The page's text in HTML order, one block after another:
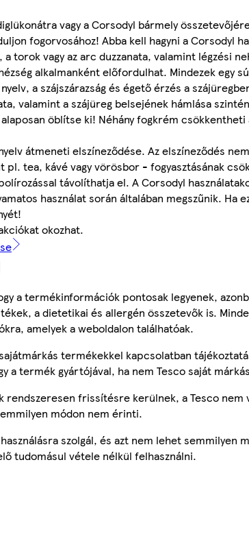
vagy a Corsodyl bármely
fogorvosához! Abba kell hagyni a Corsodyl
torok vagy az arc duzzanata, valamint légzési
alkalmanként előfordulhat. Mindezek egy
a szájszárazság és égető érzés a
valamint a szájüreg belsejének hámlása
öblítse ki! Néhány fogkrém
átmeneti elszíneződése. Az elszíneződés
tea, kávé vagy vörösbor - fogyasztásának
távolíthatja el. A Corsodyl
használat során általában megszűnik. Ha
okozhat.
a termékinformációk pontosak legyenek,
a dietetikai és allergén összetevők is.
amelyek a weboldalon találhatóak.
termékekkel kapcsolatban
a termék gyártójával, ha nem Tesco saját
frissítésre kerülnek, a Tesco
módon nem érinti.
szolgál, és azt nem lehet semmilyen
tudomásul vétele nélkül felhasználni.